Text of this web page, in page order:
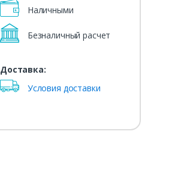
Наличными
Безналичный расчет
Доставка:
Условия доставки